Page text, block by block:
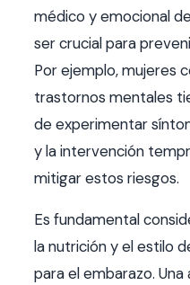
médico y emocional
ser crucial para
Por ejemplo, mujeres
trastornos mentales
de experimentar
y la intervención
mitigar estos riesgos.
Es fundamental
la nutrición y el estilo
para el embarazo.